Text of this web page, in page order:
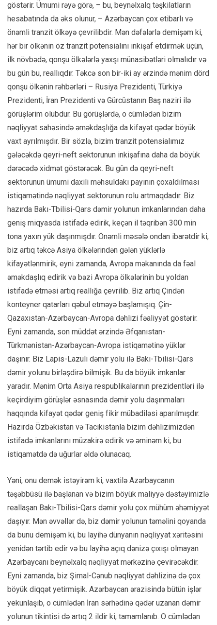
göstərir. Ümumi rəyə görə, – bu, beynəlxalq təşkilatların
hesabatında da əks olunur, – Azərbaycan çox etibarlı və
önəmli tranzit ölkəyə çevrilibdir. Mən dəfələrlə demişəm ki,
hər bir ölkənin öz tranzit potensialını inkişaf etdirmək üçün,
ilk növbədə, qonşu ölkələrlə yaxşı münasibətləri olmalıdır və
bu gün bu, reallıqdır. Təkcə son bir-iki ay ərzində mənim dörd
qonşu ölkənin rəhbərləri – Rusiya Prezidenti, Türkiyə
Prezidenti, İran Prezidenti və Gürcüstanın Baş naziri ilə
görüşlərim olubdur. Bu görüşlərdə, o cümlədən bizim
nəqliyyat sahəsində əməkdaşlığa da kifayət qədər böyük
vaxt ayrılmışdır. Bir sözlə, bizim tranzit potensialımız
gələcəkdə qeyri-neft sektorunun inkişafına daha da böyük
dərəcədə xidmət göstərəcək. Bu gün də qeyri-neft
sektorunun ümumi daxili məhsuldakı payının çoxaldılması
istiqamətində nəqliyyat sektorunun rolu artmaqdadır. Biz
hazırda Bakı-Tbilisi-Qars dəmir yolunun imkanlarından daha
geniş miqyasda istifadə edirik, keçən il təqribən 300 min
tona yaxın yük daşınmışdır. Önəmli məsələ ondan ibarətdir ki,
biz artıq təkcə Asiya ölkələrindən gələn yüklərlə
kifayətlənmirik, eyni zamanda, Avropa məkanında da fəal
əməkdaşlıq edirik və bəzi Avropa ölkələrinin bu yoldan
istifadə etməsi artıq reallığa çevrilib. Biz artıq Çindən
konteyner qatarları qəbul etməyə başlamışıq. Çin-
Qazaxıstan-Azərbaycan-Avropa dəhlizi fəaliyyət göstərir.
Eyni zamanda, son müddət ərzində Əfqanıstan-
Türkmənistan-Azərbaycan-Avropa istiqamətinə yüklər
daşınır. Biz Lapis-Lazuli dəmir yolu ilə Bakı-Tbilisi-Qars
dəmir yolunu birləşdirə bilmişik. Bu da böyük imkanlar
yaradır. Mənim Orta Asiya respublikalarının prezidentləri ilə
keçirdiyim görüşlər əsnasında dəmir yolu daşınmaları
haqqında kifayət qədər geniş fikir mübadiləsi aparılmışdır.
Hazırda Özbəkistan və Tacikistanla bizim dəhlizimizdən
istifadə imkanlarını müzakirə edirik və əminəm ki, bu
istiqamətdə də uğurlar əldə olunacaq.
Yəni, onu demək istəyirəm ki, vaxtilə Azərbaycanın
təşəbbüsü ilə başlanan və bizim böyük maliyyə dəstəyimizlə
reallaşan Bakı-Tbilisi-Qars dəmir yolu çox mühüm əhəmiyyət
daşıyır. Mən əvvəllər də, biz dəmir yolunun təməlini qoyanda
da bunu demişəm ki, bu layihə dünyanın nəqliyyat xəritəsini
yenidən tərtib edir və bu layihə açıq dənizə çıxışı olmayan
Azərbaycanı beynəlxalq nəqliyyat mərkəzinə çevirəcəkdir.
Eyni zamanda, biz Şimal-Cənub nəqliyyat dəhlizinə də çox
böyük diqqət yetirmişik. Azərbaycan ərazisində bütün işlər
yekunlaşıb, o cümlədən İran sərhədinə qədər uzanan dəmir
yolunun tikintisi də artıq 2 ildir ki, tamamlanıb. O cümlədən